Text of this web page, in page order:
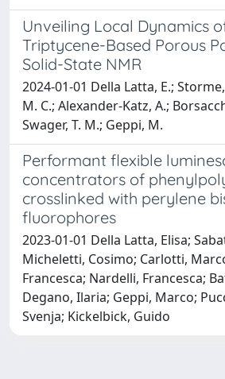
Unveiling Local Dynamics
Triptycene-Based Porous
Solid-State NMR
2024-01-01 Della Latta, E.;
M. C.; Alexander-Katz, A.;
Swager, T. M.; Geppi, M.
Performant flexible
concentrators of
crosslinked with perylene
fluorophores
2023-01-01 Della Latta, Elisa;
Micheletti, Cosimo; Carlotti,
Francesca; Nardelli, Francesca;
Degano, Ilaria; Geppi, Marco;
Svenja; Kickelbick, Guido